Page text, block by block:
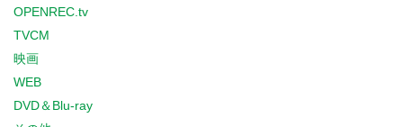
OPENREC.tv
TVCM
映画
WEB
DVD＆Blu-ray